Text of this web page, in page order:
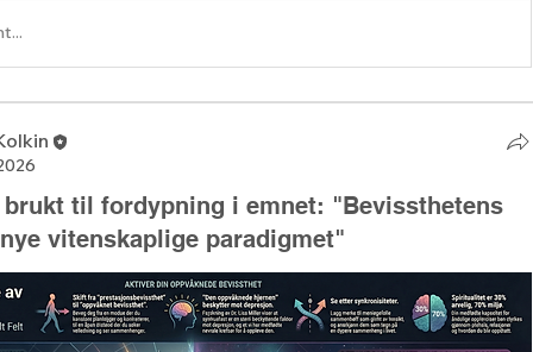
brukt til fordypning i emnet: "Bevissthetens
vitenskaplige paradigmet"